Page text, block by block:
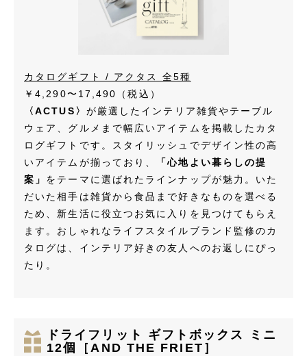
カタログギフト / アクタス 全5種
￥4,290〜17,490
（税込）
〈ACTUS〉 が厳選したインテリア雑貨やテーブル
ウェア、グルメまで幅広いアイテムを掲載したカタ
ログギフトです。スタイリッシュでデザイン性の高
いアイテムが揃っており、
「心地よい暮らしの提
案」 をテーマに選ばれたラインナップが魅力。いた
だいた相手は雑貨から食品まで好きなものを選べる
ため、新生活に役立つお気に入りを見つけてもらえ
ます。おしゃれなライフスタイルブランド監修のカ
タログは、インテリア好きの友人へのお返しにぴっ
たり。
ドライフリット ギフトボックス ミニ
12個［AND THE FRIET］